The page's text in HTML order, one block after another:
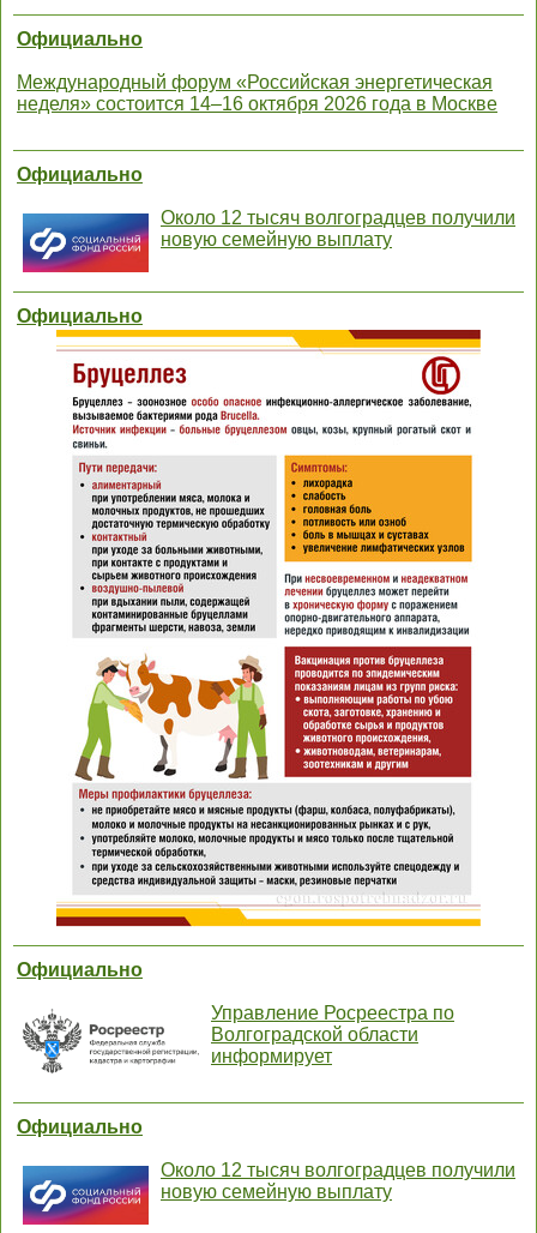
Официально
Международный форум «Российская энергетическая
неделя» состоится 14–16 октября 2026 года в Москве
Официально
Около 12 тысяч волгоградцев получили
новую семейную выплату
Официально
Официально
Управление Росреестра по
Волгоградской области
информирует
Официально
Около 12 тысяч волгоградцев получили
новую семейную выплату